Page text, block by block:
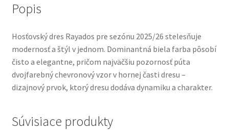
Popis
Hosťovský dres Rayados pre sezónu 2025/26 stelesňuje
modernosť a štýl v jednom. Dominantná biela farba pôsobí
čisto a elegantne, pričom najväčšiu pozornosť púta
dvojfarebný chevronový vzor v hornej časti dresu –
dizajnový prvok, ktorý dresu dodáva dynamiku a charakter.
Súvisiace produkty